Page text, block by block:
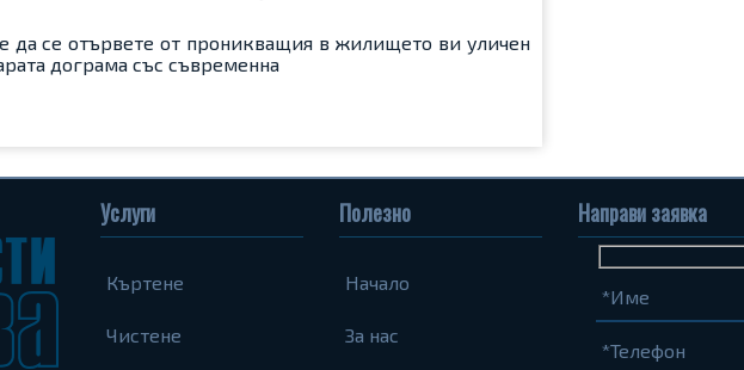
да се отървете от проникващия в жилището ви уличен
дограма със съвременна
Услуги
Къртене
Чистене
Полезно
Начало
За нас
Направи заявка
Име
(задължително)
Телефон
(задължително)
Запитване...